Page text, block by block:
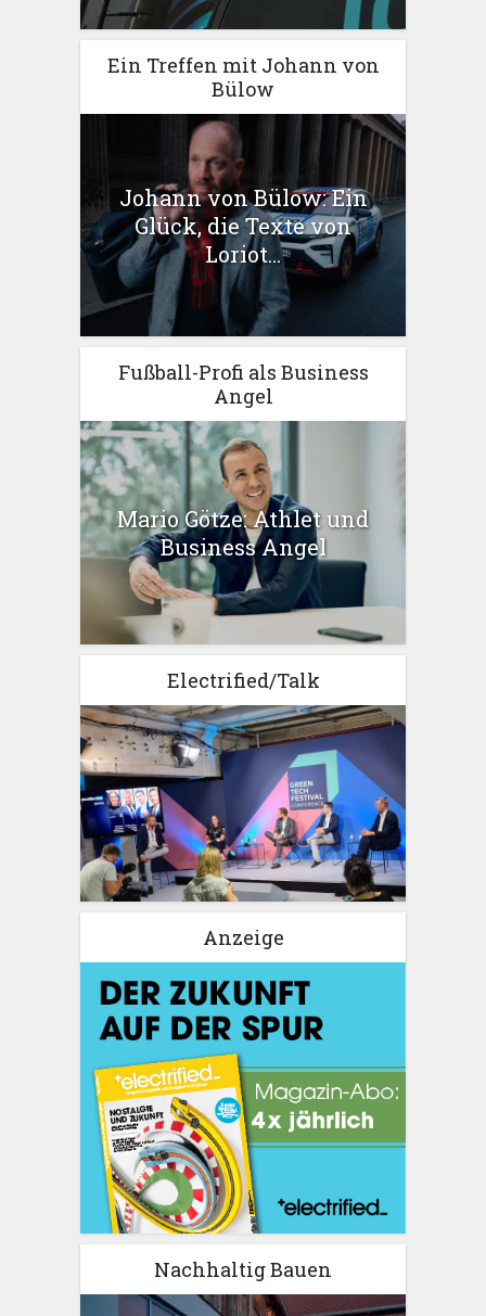
Ein Treffen mit Johann von
Bülow
Johann von Bülow: Ein
Glück, die Texte von
Loriot...
Fußball-Profi als Business
Angel
Mario Götze: Athlet und
Business Angel
Electrified/Talk
Anzeige
Nachhaltig Bauen